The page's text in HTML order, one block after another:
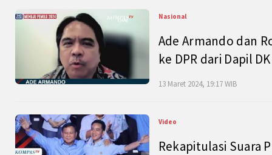
Nasional
Ade Armando dan
ke DPR dari Dapil
13 Maret 2024, 19:17 WIB
Video
Rekapitulasi Suara